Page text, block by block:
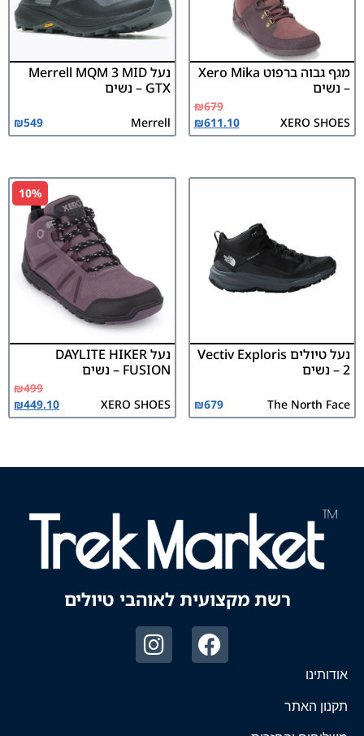
מגף גבוה ברפוט Xero Mika
– נשים
XERO SHOES
₪679
₪611.10
נעל Merrell MQM 3 MID
GTX – נשים
Merrell
₪549
נעל טיולים Vectiv Exploris
2 – נשים
The North Face
₪679
10%
נעל DAYLITE HIKER
FUSION – נשים
XERO SHOES
₪499
₪449.10
רשת מקצועית לאוהבי טיולים
אודותינו
תקנון האתר